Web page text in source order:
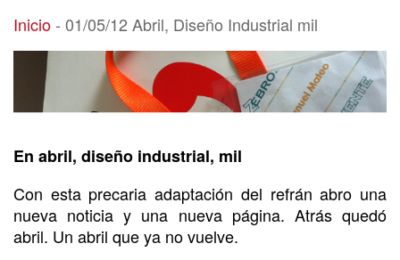
01/05/12 Abril, Diseño Industrial mil
Inicio- 01/05/12 Abril, Diseño Industrial mil
En abril, diseño industrial, mil
Con esta precaria adaptación del refrán abro una
nueva noticia y una nueva página. Atrás quedó
abril. Un abril que ya no vuelve.